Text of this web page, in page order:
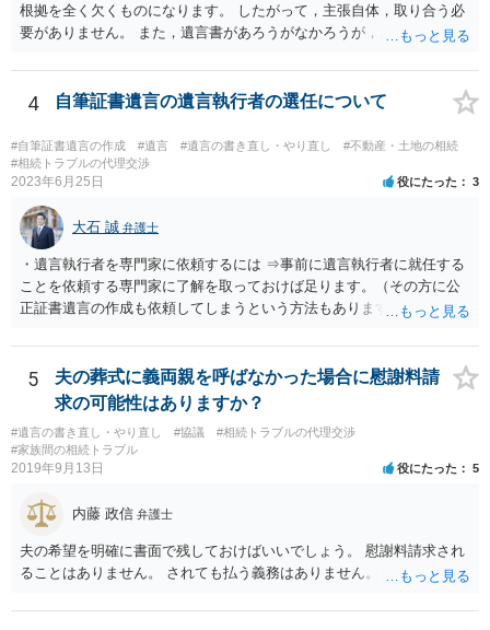
根拠を全く欠くものになります。 したがって，主張自体，取り合う必
要がありません。 また，遺言書があろうがなかろうが，お父上のご兄
ご回答にもありますが， 代理人弁護士をたてて，その弁護士から相手
方に対して， ・相続に関する主張は法的根拠がなく，一切応じないこ
と ・今後一切の連絡をしてこないでほしいこと ・連絡を継続してくる
ようであれば警察への通報や法的措置も辞さないこと などを記載した
書面を発送してもらうことがよろしいように思います。
4 自筆証書遺言の遺言執行者の選任について
#自筆証書遺言の作成 #遺言 #遺言の書き直し・やり直し
#不動産・土地の相続
#相続トラブルの代理交渉
2023年6月25日 役にたった 3
大石 誠 弁護士
・遺言執行者を専門家に依頼するには ⇒事前に遺言執行者に就任する
ことを依頼する専門家に了解を取っておけば足ります。（その方に公
正証書遺言の作成も依頼してしまうという方法もあります） 事前に了
ません。 遺言執行者に就任し、遺言執行が完了したときの報酬だけ、
弁護士費用としてかかります。 ・亡くなった際に、法務局に預けた自
筆証書遺言の存在を親族がなかったものにされる可能性 ⇒自筆の遺言
書を法務局に保管した場合、死亡後、法務局に遺言書の有無を照会す
ることになりますので、「法務局に預けた自筆証書遺言の存在を親族
がなかったもの」にすることはできません。 存在をなかったものにす
がありえますが、その予防方法は、遺言者と面談してみないと判断が
難しいです。
5
夫の葬式に義両親を呼ばなかった場合に慰謝料請
求の可能性はありますか？
#遺言の書き直し・やり直し #協議
#相続トラブルの代理交渉
#家族間の相続トラブル
2019年9月13日 役にたった 5
内藤 政信 弁護士
夫の希望を明確に書面で残しておけばいいでしょう。 慰謝料請求され
ることはありません。 されても払う義務はありません。